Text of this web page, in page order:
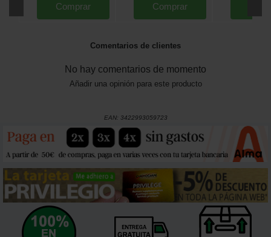
Comprar Comprar
Comentarios de clientes
No hay comentarios de momento
Añadir una opinión para este producto
EAN: 3422993059723